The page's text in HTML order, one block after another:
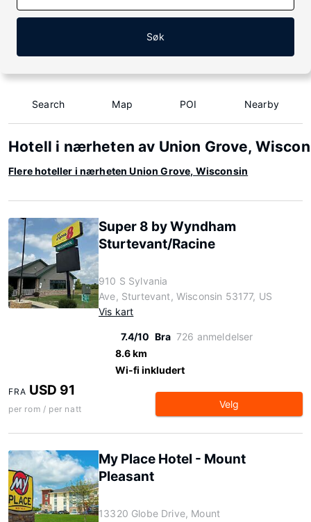
Søk
Search Map POI Nearby
Hotell i nærheten av Union Grove,
Flere hoteller i nærheten Union Grove, Wisconsin
Super 8 by Wyndham
Sturtevant/Racine
910 S Sylvania
Ave, Sturtevant, Wisconsin 53177, US
Vis kart
7.4/10 Bra 726 anmeldelser
8.6 km
Wi-fi inkludert
FRA USD 91
per rom / per natt Velg
My Place Hotel - Mount
Pleasant
13320 Globe Drive, Mount